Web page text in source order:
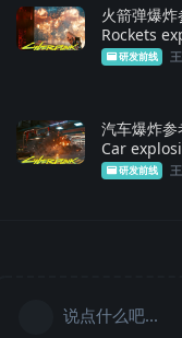
火箭弹爆
Rockets
研发前线
汽车爆炸
Car
研发前线
说点什么吧...